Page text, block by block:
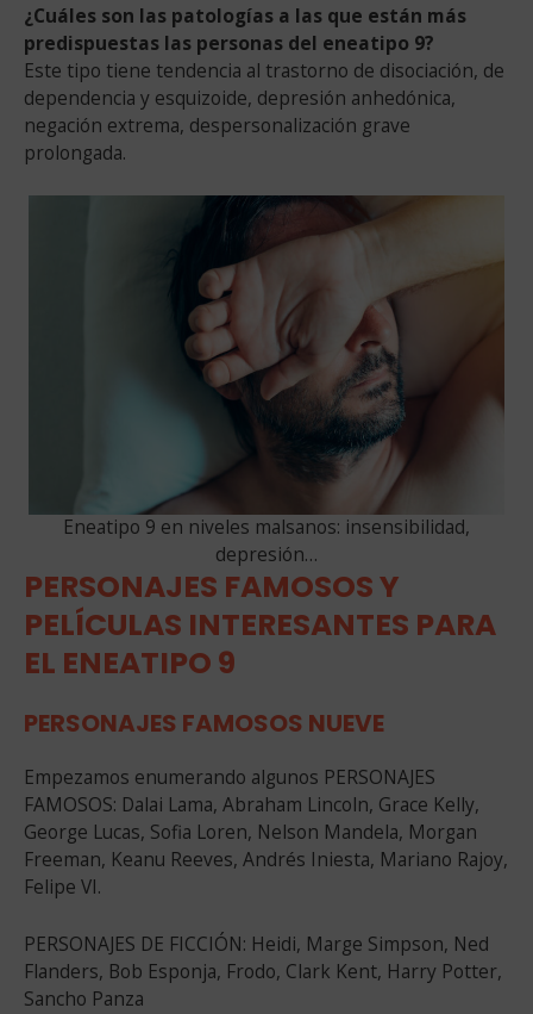
¿Cuáles son las patologías a las que están más
predispuestas las personas del eneatipo 9?
Este tipo tiene tendencia al trastorno de disociación, de
dependencia y esquizoide, depresión anhedónica,
negación extrema, despersonalización grave
prolongada.
Eneatipo 9 en niveles malsanos: insensibilidad,
depresión…
PERSONAJES FAMOSOS Y
PELÍCULAS INTERESANTES PARA
EL ENEATIPO 9
PERSONAJES FAMOSOS NUEVE
Empezamos enumerando algunos PERSONAJES
FAMOSOS: Dalai Lama, Abraham Lincoln, Grace Kelly,
George Lucas, Sofia Loren, Nelson Mandela, Morgan
Freeman, Keanu Reeves, Andrés Iniesta, Mariano Rajoy,
Felipe VI.
PERSONAJES DE FICCIÓN: Heidi, Marge Simpson, Ned
Flanders, Bob Esponja, Frodo, Clark Kent, Harry Potter,
Sancho Panza